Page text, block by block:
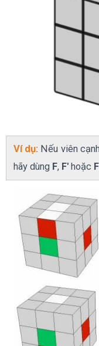
Ví dụ: Nếu viên
hãy dùng F, F' hoặc